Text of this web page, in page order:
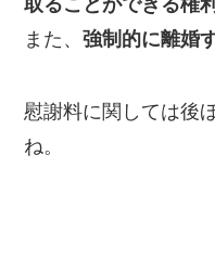
また、強制的に離婚
慰謝料に関しては後
ね。